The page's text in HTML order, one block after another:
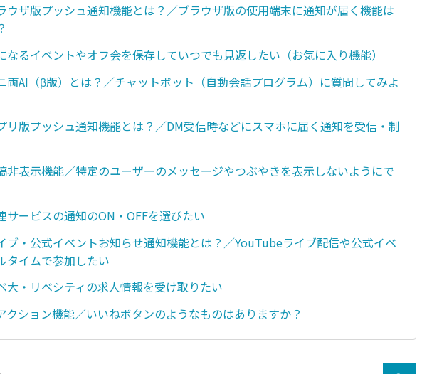
ウザ版プッシュ通知機能とは？／ブラウザ版の使用端末に通知が届く機能は
なるイベントやオフ会を保存していつでも見返したい（お気に入り機能）
両AI（β版）とは？／チャットボット（自動会話プログラム）に質問してみよ
リ版プッシュ通知機能とは？／DM受信時などにスマホに届く通知を受信・制
非表示機能／特定のユーザーのメッセージやつぶやきを表示しないようにで
サービスの通知のON・OFFを選びたい
ブ・公式イベントお知らせ通知機能とは？／YouTubeライブ配信や公式イベ
タイムで参加したい
大・リベシティの求人情報を受け取りたい
クション機能／いいねボタンのようなものはありますか？